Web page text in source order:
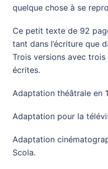
quelque chose à se
Ce petit texte de 92
tant dans l’écriture que
Trois versions avec
écrites.
Adaptation théâtrale en
Adaptation pour la
Adaptation
Scola.